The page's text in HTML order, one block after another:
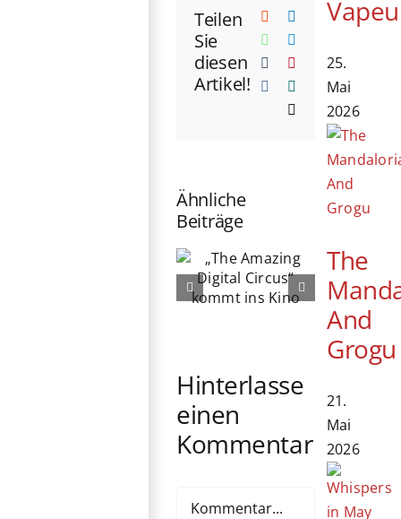
Teilen
Sie
diesen
Artikel!
Reddit LinkedIn
WhatsApp
TumblrPinterest
Ähnliche
Beiträge
76. Berlinale
eröffnet:
Michelle
Yeoh erhält
Ehrenbären
Hinterlasse
einen
Kommentar
25.
Mai
2026
The
And
Grogu
21.
Mai
2026